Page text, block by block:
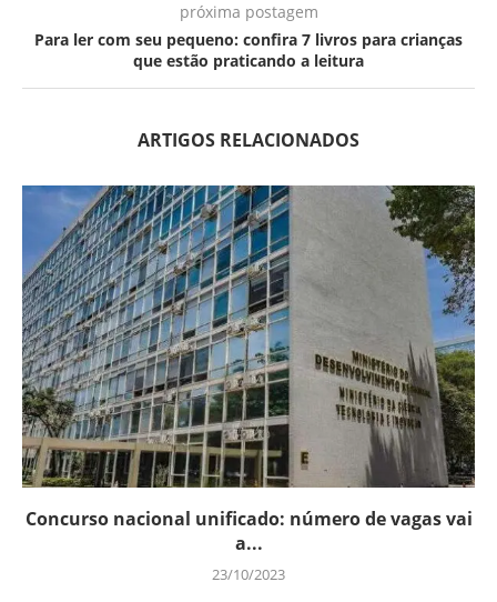
próxima postagem
Para ler com seu pequeno: confira 7 livros para crianças
que estão praticando a leitura
ARTIGOS RELACIONADOS
Concurso nacional unificado: número de vagas vai
a...
23/10/2023